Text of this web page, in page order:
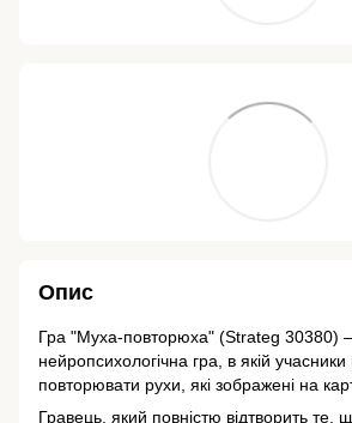
Опис
Гра "Муха-повторюха" (Strateg 30380) –
нейропсихологічна гра, в якій учасники
повторювати рухи, які зображені на
Гравець, який повністю відтворить